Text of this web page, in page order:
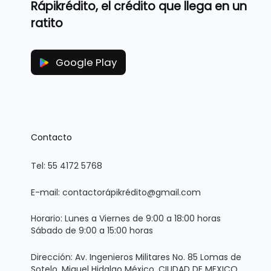
Rápikrédito, el crédito que llega en un
ratito
Google Play
Contacto
Tel: 55 4172 5768
E-mail: contactorápikrédito@gmail.com
Horario: Lunes a Viernes de 9:00 a 18:00 horas
Sábado de 9:00 a 15:00 horas
Dirección: Av. Ingenieros Militares No. 85 Lomas de